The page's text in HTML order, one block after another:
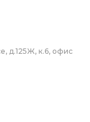
д.125Ж, к.6, офис